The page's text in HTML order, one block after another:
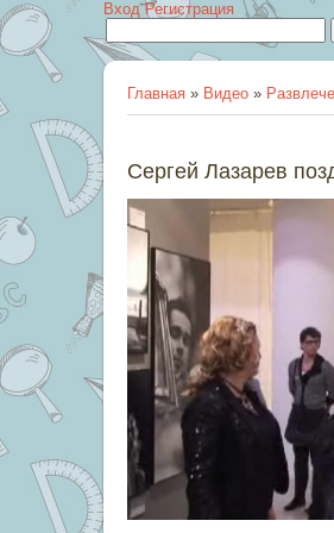
Вход Регистрация
Главная » Видео »
Сергей Лазарев